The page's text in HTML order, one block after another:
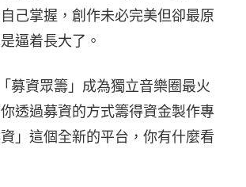
己掌握，創作未必完美但卻最原
逼着長大了。
募資眾籌」成為獨立音樂圈最火
透過募資的方式籌得資金製作專
」這個全新的平台，你有什麼看